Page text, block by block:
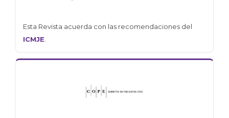
Esta Revista acuerda con las recomendaciones del
ICMJE